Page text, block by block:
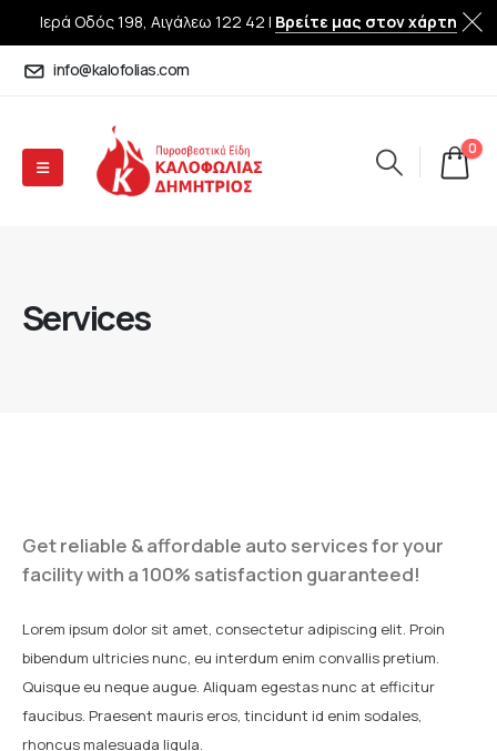
Ιερά Οδός 198, Αιγάλεω 122 42 | Βρείτε μας στον χάρτη
info@kalofolias.com
0
Services
Get reliable & affordable auto services for your
facility with a 100% satisfaction guaranteed!
Lorem ipsum dolor sit amet, consectetur adipiscing elit. Proin
bibendum ultricies nunc, eu interdum enim convallis pretium.
Quisque eu neque augue. Aliquam egestas nunc at efficitur
faucibus. Praesent mauris eros, tincidunt id enim sodales,
rhoncus malesuada ligula.